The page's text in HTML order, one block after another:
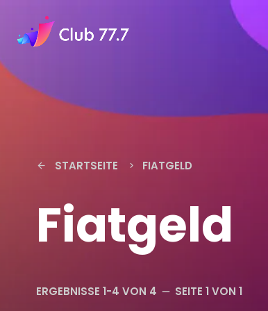
arrow_back STARTSEITE keyboard_arrow_right FIATGELD
Fiatgeld
ERGEBNISSE 1-4 VON 4 remove SEITE 1 VON 1